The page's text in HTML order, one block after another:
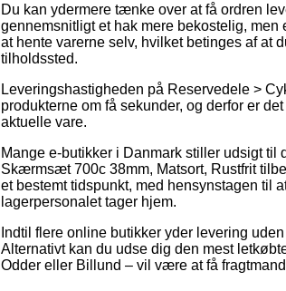
Du kan ydermere tænke over at få ordren
gennemsnitligt et hak mere bekostelig,
at hente varerne selv, hvilket betinges af at
tilholdssted.
Leveringshastigheden på Reservedele >
produkterne om få sekunder, og derfor er
aktuelle vare.
Mange e-butikker i Danmark stiller udsigt
Skærmsæt 700c 38mm, Matsort, Rustfrit
et bestemt tidspunkt, med hensynstagen til
lagerpersonalet tager hjem.
Indtil flere online butikker yder levering
Alternativt kan du udse dig den mest
Odder eller Billund – vil være at få